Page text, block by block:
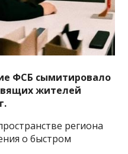
ФСБ сымитировало
жителей
региона
о быстром